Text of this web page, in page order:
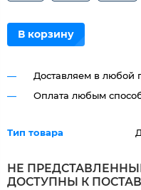
В корзину
Доставляем в любой
Оплата любым
Тип товара
НЕ
ДОСТУПНЫ К